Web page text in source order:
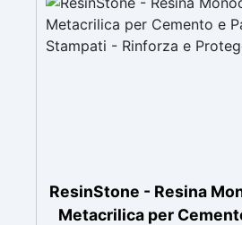
colore desiderato; puoi anche
uniche combinando
Compatibile con Resine
ResinStone - Resina
Metacrilica per